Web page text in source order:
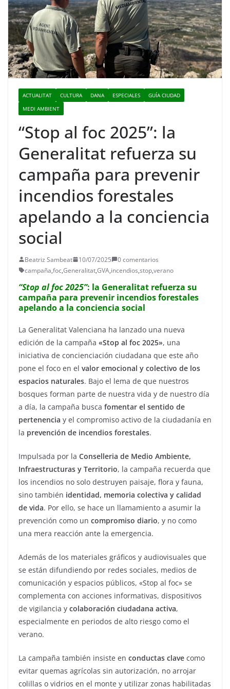
ACTUALITAT CULTURA DANA ESPECIALES
GUÍA CIUDAD
MEDI AMBIENT
“Stop al foc 2025”: la
Generalitat refuerza su
campaña para prevenir
incendios forestales
apelando a la conciencia
social
Beatriz Sambeat 10/07/2025
0 comentarios
campaña,foc,Generalitat,GVA,incendios,stop,verano
“Stop al foc 2025”: la Generalitat refuerza su
campaña para prevenir incendios forestales
apelando a la conciencia social
La Generalitat Valenciana ha lanzado una nueva
edición de la campaña «Stop al foc 2025», una
iniciativa de concienciación ciudadana que este año
pone el foco en el valor emocional y colectivo de los
espacios naturales. Bajo el lema de que nuestros
bosques forman parte de nuestra vida y de nuestro día
a día, la campaña busca fomentar el sentido de
pertenencia y el compromiso activo de la ciudadanía en
la prevención de incendios forestales.
Impulsada por la Conselleria de Medio Ambiente,
Infraestructuras y Territorio, la campaña recuerda que
los incendios no solo destruyen paisaje, flora y fauna,
sino también identidad, memoria colectiva y calidad
de vida. Por ello, se hace un llamamiento a asumir la
prevención como un compromiso diario, y no como
una mera reacción ante la emergencia.
Además de los materiales gráficos y audiovisuales que
se están difundiendo por redes sociales, medios de
comunicación y espacios públicos, «Stop al foc» se
complementa con acciones informativas, dispositivos
de vigilancia y colaboración ciudadana activa,
especialmente en periodos de alto riesgo como el
verano.
La campaña también insiste en conductas clave como
evitar quemas agrícolas sin autorización, no arrojar
colillas o vidrios en el monte y utilizar zonas habilitadas